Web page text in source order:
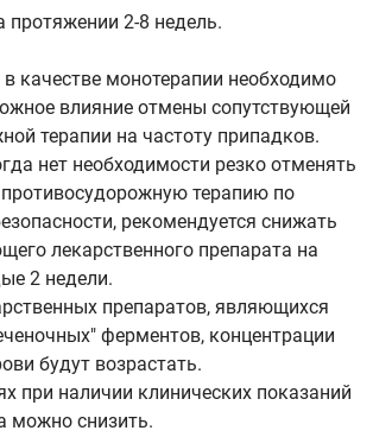
протяжении 2-8 недель.
качестве монотерапии необходимо
влияние отмены сопутствующей
терапии на частоту припадков.
нет необходимости резко отменять
терапию по
рекомендуется снижать
лекарственного препарата на
2 недели.
препаратов, являющихся
ферментов, концентрации
будут возрастать.
при наличии клинических показаний
можно снизить.